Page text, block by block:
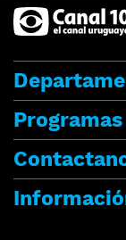
Programas